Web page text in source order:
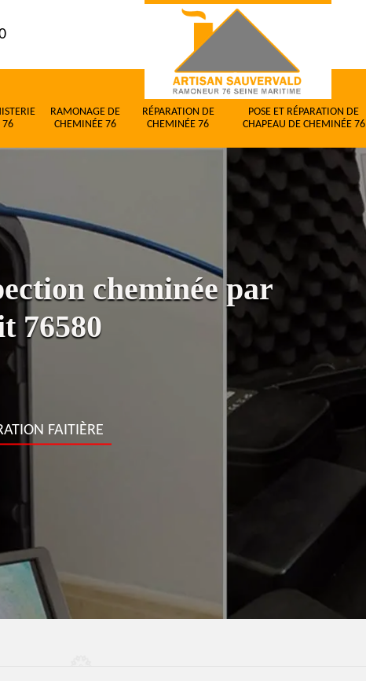
76
RAMONAGE DE
CHEMINÉE 76
RÉPARATION DE
CHEMINÉE 76
POSE ET RÉPARATION DE
CHAPEAU DE CHEMINÉE 76
cheminée par
76580
FAITIÈRE